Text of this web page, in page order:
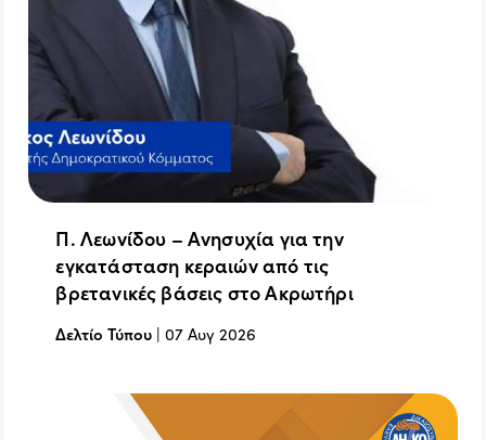
Π. Λεωνίδου – Ανησυχία για την
εγκατάσταση κεραιών από τις
βρετανικές βάσεις στο Ακρωτήρι
Δελτίο Τύπου |07 Αυγ 2026